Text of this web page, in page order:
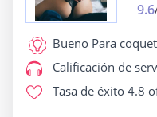
9.6
Bueno Para
Calificación de
Tasa de éxito 4.8